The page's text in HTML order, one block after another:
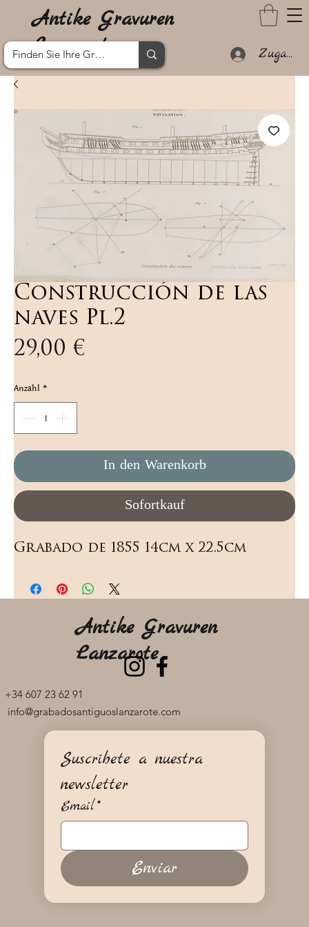
Antike Gravuren
Lanzarote
Zugang
Construcción de las
naves Pl.2
29,00 €
Anzahl *
In den Warenkorb
Sofortkauf
Grabado de 1855 14cm x 22.5cm
+34 607 23 62 91
info@grabadosantiguoslanzarote.com
Antike Gravuren
Lanzarote
Suscríbete a nuestra
newsletter
Email*
Enviar